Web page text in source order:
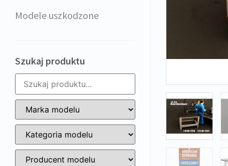
Modele uszkodzone
Szukaj produktu